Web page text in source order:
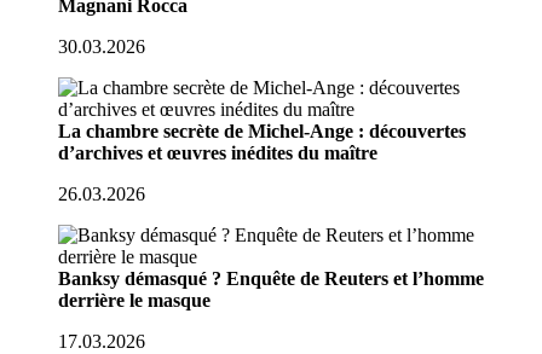
Magnani Rocca
30.03.2026
La chambre secrète de Michel-Ange : découvertes
d’archives et œuvres inédites du maître
26.03.2026
Banksy démasqué ? Enquête de Reuters et l’homme
derrière le masque
17.03.2026